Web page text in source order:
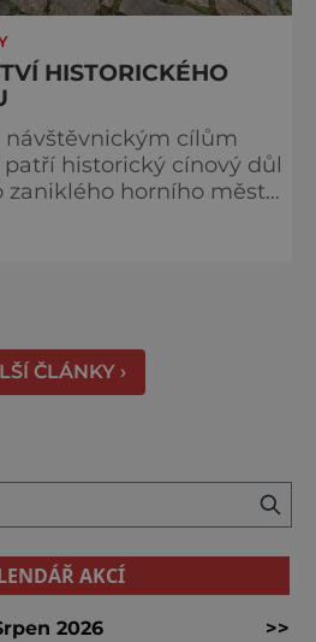
HISTORICKÉHO
návštěvnickým cílům
patří historický cínový důl
zaniklého horního města
kulturní památka je
[gallery
ČLÁNKY ›
AKCÍ
2026
>>